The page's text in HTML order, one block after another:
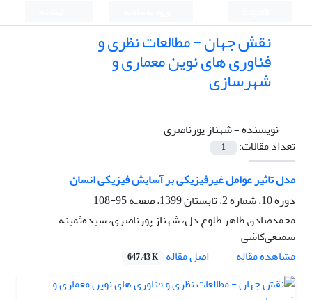
نقش جهان - مطالعات نظری و
فناوری های نوین معماری و
شهرسازی
نویسنده =شهناز پورناصری
تعداد مقالات:
1
مدل تاثیر عوامل غیرفیزیکی بر آسایش فیزیکی انسان
دوره 10، شماره 2، تابستان 1399، صفحه
95-108
محمدصادق طاهر طلوع ‌دل، شهناز پورناصری، سیده‌ثمینه
سمیعی‌کاشی
مشاهده مقاله
اصل مقاله 647.43 K